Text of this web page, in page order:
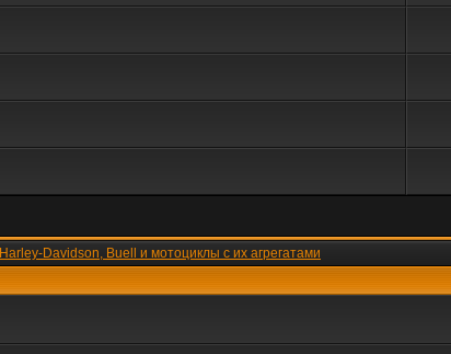
Harley-Davidson, Buell и мотоциклы с их агрегатами